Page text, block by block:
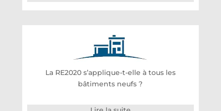
La RE2020 s’applique-t-elle à tous les
bâtiments neufs ?